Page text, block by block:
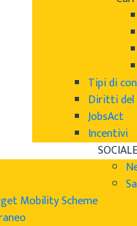
Tipi di
Diritti del
JobsAct
Incentivi
Mobility Scheme
SOCIALE